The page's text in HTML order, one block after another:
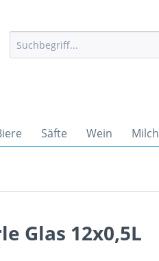
Säfte Wein Milch
Glas 12x0,5L